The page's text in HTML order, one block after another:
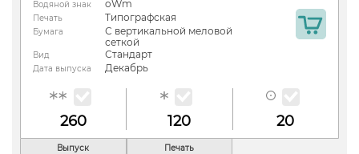
Водяной знак oWm
Печать Типографская
Бумага
С вертикальной меловой
сеткой
Вид Стандарт
Дата выпуска Декабрь
260 120 20
Выпуск Печать